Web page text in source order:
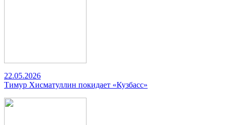
22.05.2026
Тимур Хисматуллин покидает «Кузбасс»